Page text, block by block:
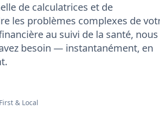
de calculatrices et de
les problèmes complexes de
au suivi de la santé, nous
besoin — instantanément, en
& Local